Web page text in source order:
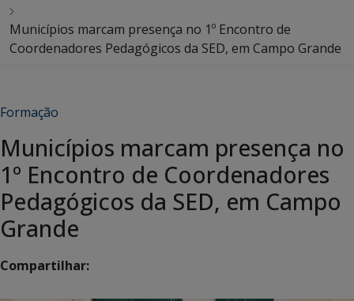
Municípios marcam presença no 1º Encontro de
Coordenadores Pedagógicos da SED, em Campo Grande
Formação
Municípios marcam presença no
1º Encontro de Coordenadores
Pedagógicos da SED, em Campo
Grande
Compartilhar: